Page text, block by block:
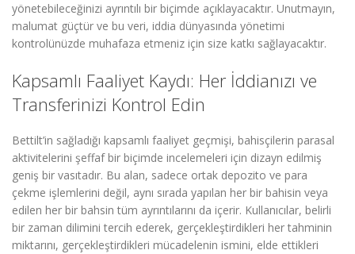
yönetebileceğinizi ayrıntılı bir biçimde açıklayacaktır. Unutmayın,
malumat güçtür ve bu veri, iddia dünyasında yönetimi
kontrolünüzde muhafaza etmeniz için size katkı sağlayacaktır.
Kapsamlı Faaliyet Kaydı: Her İddianızı ve
Transferinizi Kontrol Edin
Bettilt’in sağladığı kapsamlı faaliyet geçmişi, bahisçilerin parasal
aktivitelerini şeffaf bir biçimde incelemeleri için dizayn edilmiş
geniş bir vasıtadır. Bu alan, sadece ortak depozito ve para
çekme işlemlerini değil, aynı sırada yapılan her bir bahisin veya
edilen her bir bahsin tüm ayrıntılarını da içerir. Kullanıcılar, belirli
bir zaman dilimini tercih ederek, gerçekleştirdikleri her tahminin
miktarını, gerçekleştirdikleri mücadelenin ismini, elde ettikleri